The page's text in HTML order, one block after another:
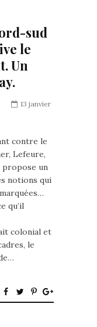
sud
le
Un
13 janvier
contre le
Lefeure,
propose un
notions qui
qu’il
colonial et
le